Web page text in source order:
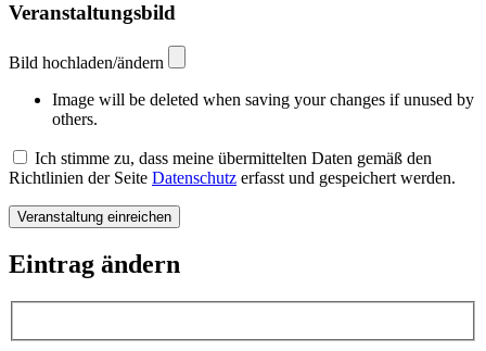
Veranstaltungsbild
Bild hochladen/ändern
Image will be deleted when saving your changes if unused by
others.
Ich stimme zu, dass meine übermittelten Daten gemäß den
Richtlinien der Seite Datenschutz erfasst und gespeichert werden.
Eintrag ändern